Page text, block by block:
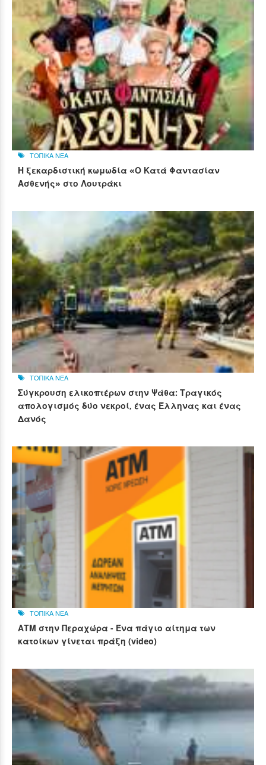
ΤΟΠΙΚΑ ΝΕΑ
Η ξεκαρδιστική κωμωδία «Ο Κατά Φαντασίαν
Ασθενής» στο Λουτράκι
ΤΟΠΙΚΑ ΝΕΑ
Σύγκρουση ελικοπτέρων στην Ψάθα: Τραγικός
απολογισμός δύο νεκροί, ένας Έλληνας και ένας
Δανός
ΤΟΠΙΚΑ ΝΕΑ
ΑΤΜ στην Περαχώρα - Ένα πάγιο αίτημα των
κατοίκων γίνεται πράξη (video)